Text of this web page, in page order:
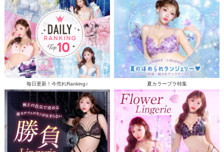
毎日更新！今売れRanking♪ 夏カラーブラ特集